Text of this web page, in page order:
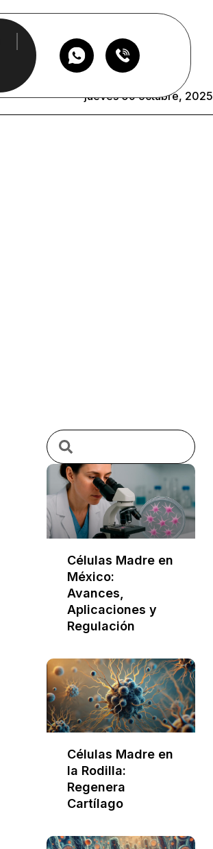
jueves 09 octubre, 2025
Células Madre en
México:
Avances,
Aplicaciones y
Regulación
Células Madre en
la Rodilla:
Regenera
Cartílago